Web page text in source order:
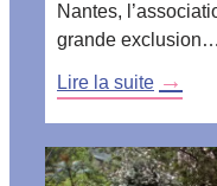
Nantes,
grande exclusion…
Lire la suite:
Moi